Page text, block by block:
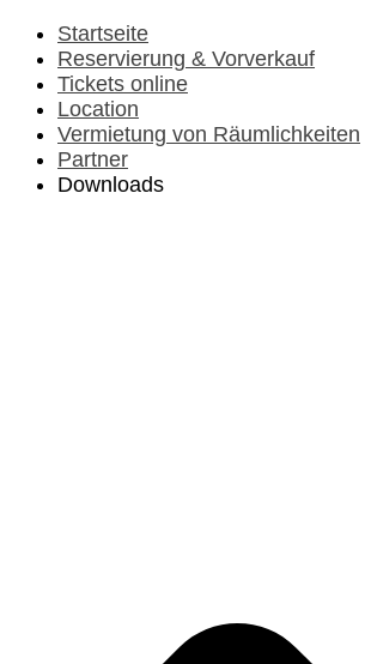
Startseite
Reservierung & Vorverkauf
Tickets online
Location
Vermietung von Räumlichkeiten
Partner
Downloads
Monat
Monat